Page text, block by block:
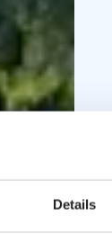
Details